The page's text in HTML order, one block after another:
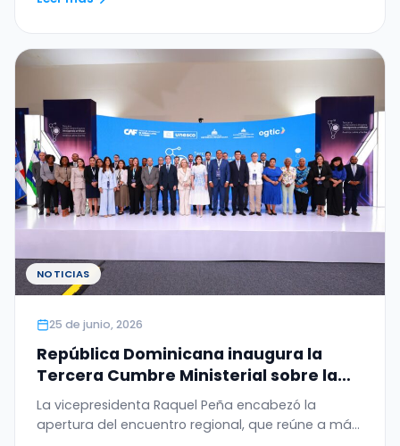
NOTICIAS
25 de junio, 2026
República Dominicana inaugura la
Tercera Cumbre Ministerial sobre la
Ética de la Inteligencia Artificial en
América Latina y el Caribe
La vicepresidenta Raquel Peña encabezó la
apertura del encuentro regional, que reúne a más